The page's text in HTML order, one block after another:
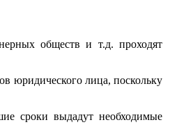
обществ и т.д. проходят
юридического лица, поскольку
сроки выдадут необходимые